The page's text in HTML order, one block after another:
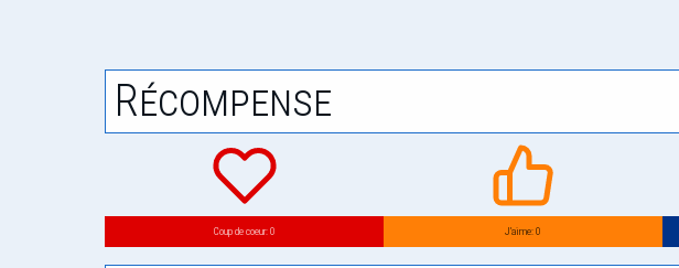
Récompense
Coup de coeur: 0 J’aime: 0